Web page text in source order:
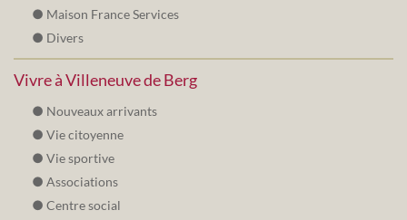
Maison France Services
Divers
Vivre à Villeneuve de Berg
Nouveaux arrivants
Vie citoyenne
Vie sportive
Associations
Centre social